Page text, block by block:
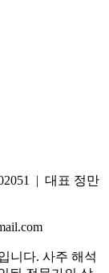
| 대표 정만
니다. 사주 해석